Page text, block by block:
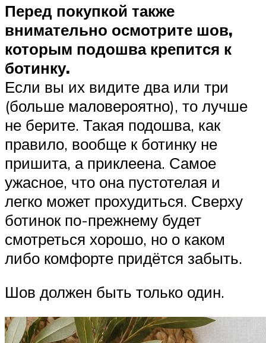
Перед покупкой также
внимательно осмотрите шов,
которым подошва крепится к
ботинку.
Если вы их видите два или три
(больше маловероятно), то лучше
не берите. Такая подошва, как
правило, вообще к ботинку не
пришита, а приклеена. Самое
ужасное, что она пустотелая и
легко может прохудиться. Сверху
ботинок по-прежнему будет
смотреться хорошо, но о каком
либо комфорте придётся забыть.
Шов должен быть только один.